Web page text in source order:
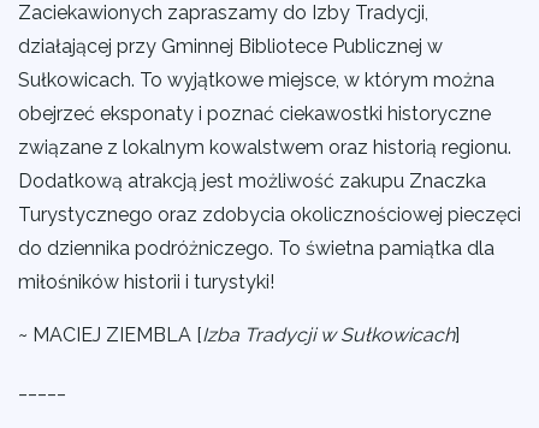
Zaciekawionych zapraszamy do Izby Tradycji,
działającej przy Gminnej Bibliotece Publicznej w
Sułkowicach. To wyjątkowe miejsce, w którym można
obejrzeć eksponaty i poznać ciekawostki historyczne
związane z lokalnym kowalstwem oraz historią regionu.
Dodatkową atrakcją jest możliwość zakupu Znaczka
Turystycznego oraz zdobycia okolicznościowej pieczęci
do dziennika podróżniczego. To świetna pamiątka dla
miłośników historii i turystyki!
~ MACIEJ ZIEMBLA [Izba Tradycji w Sułkowicach]